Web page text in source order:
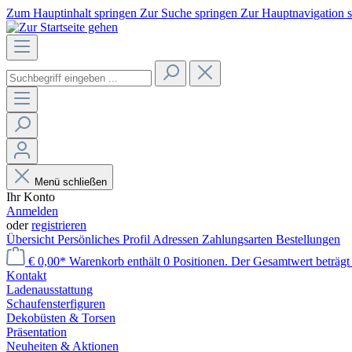
Zum Hauptinhalt springen Zur Suche springen Zur Hauptnavigation
Menü schließen
Ihr Konto
Anmelden
oderregistrieren
Übersicht Persönliches Profil Adressen Zahlungsarten Bestellungen
€ 0,00* Warenkorb enthält 0 Positionen. Der Gesamtwert
Kontakt
Laden­ausstattung
Schaufenster­figuren
Dekobüsten & Torsen
Präsentation
Neuheiten & Aktionen